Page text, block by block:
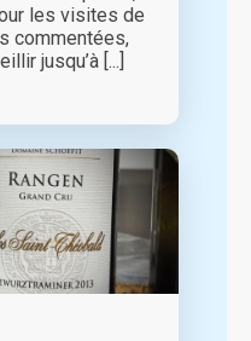
les visites de
commentées,
jusqu’à [...]